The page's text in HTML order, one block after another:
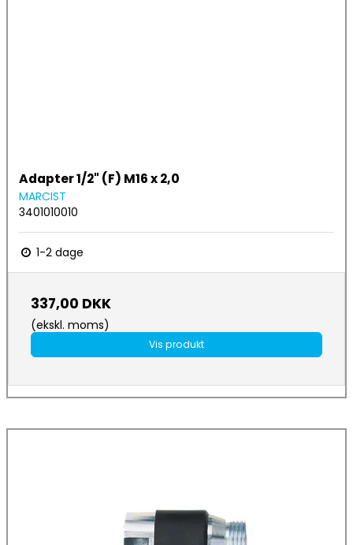
Adapter 1/2" (F) M16 x 2,0
MARCIST
3401010010
1-2 dage
337,00 DKK
(ekskl. moms)
Vis produkt